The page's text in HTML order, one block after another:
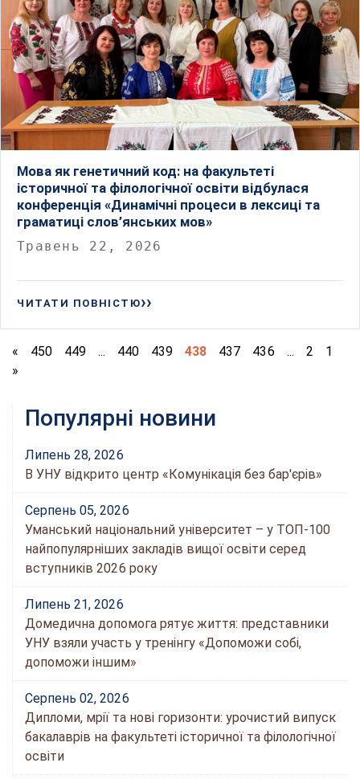
Мова як генетичний код: на факультеті
історичної та філологічної освіти відбулася
конференція «Динамічні процеси в лексиці та
граматиці слов’янських мов»
Травень 22, 2026
ЧИТАТИ ПОВНІСТЮ
« 450 449 ... 440 439 438 437 436 ... 2
1
»
Популярні новини
Липень 28, 2026
В УНУ відкрито центр «Комунікація без бар'єрів»
Серпень 05, 2026
Уманський національний університет – у ТОП-100
найпопулярніших закладів вищої освіти серед
вступників 2026 року
Липень 21, 2026
Домедична допомога рятує життя: представники
УНУ взяли участь у тренінгу «Допоможи собі,
допоможи іншим»
Серпень 02, 2026
Дипломи, мрії та нові горизонти: урочистий випуск
бакалаврів на факультеті історичної та філологічної
освіти